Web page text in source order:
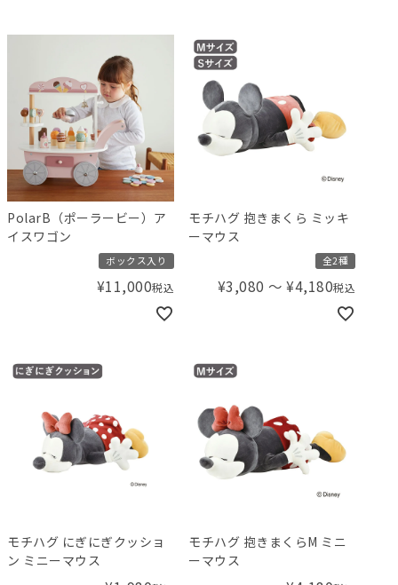
PolarB（ポーラービー）ア
イスワゴン
ボックス入り
¥11,000税込
モチハグ 抱きまくら ミッキ
ーマウス
全2種
¥3,080 〜 ¥4,180税込
モチハグ にぎにぎクッショ
ン ミニーマウス
モチハグ 抱きまくらM ミニ
ーマウス